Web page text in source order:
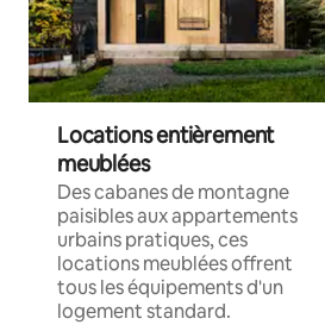
Locations entièrement
meublées
Des cabanes de montagne
paisibles aux appartements
urbains pratiques, ces
locations meublées offrent
tous les équipements d'un
logement standard.